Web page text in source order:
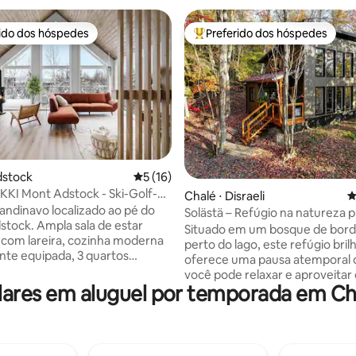
de 5, 303 avaliações
preferidos dos hóspedes
dos hóspedes
5 de uma avaliação média de 5, 16
5 (16)
Mont Adstock - Ski-Golf-
localizado ao pé do
Ampla sala de estar
lareira, cozinha moderna
equipada, 3 quartos
independente e chuveiro
de hidromassagem 4
Entre os melhores preferidos
Preferido dos hóspedes
Chalé ⋅ Disraeli
Solästä – Refúgio na natureza
3ª noite com 50% de desconto
Situado em um bosque de
perto do lago, este refúgio
oferece uma pausa atemporal
você pode relaxar e aproveitar
momento presente. Solästä –
"brilhante" – é um lugar
em aluguel por temporada em